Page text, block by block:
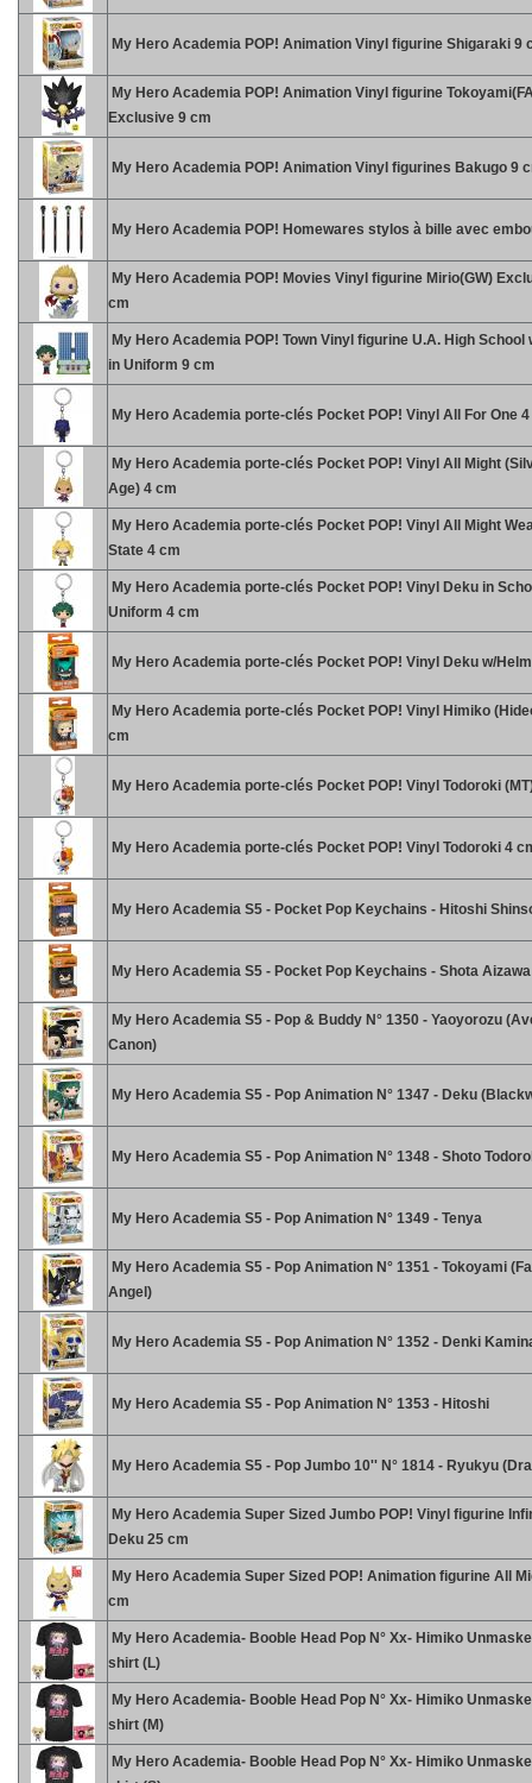
My Hero Academia POP! Animation Vinyl figurine Shigaraki 9
My Hero Academia POP! Animation Vinyl figurine
Exclusive 9 cm
My Hero Academia POP! Animation Vinyl figurines Bakugo 9
My Hero Academia POP! Homewares stylos à bille avec
My Hero Academia POP! Movies Vinyl figurine Mirio(GW)
cm
My Hero Academia POP! Town Vinyl figurine U.A. High School
in Uniform 9 cm
My Hero Academia porte-clés Pocket POP! Vinyl All For One
My Hero Academia porte-clés Pocket POP! Vinyl All Might
Age) 4 cm
My Hero Academia porte-clés Pocket POP! Vinyl All Might
State 4 cm
My Hero Academia porte-clés Pocket POP! Vinyl Deku in
Uniform 4 cm
My Hero Academia porte-clés Pocket POP! Vinyl Deku w/
My Hero Academia porte-clés Pocket POP! Vinyl Himiko
cm
My Hero Academia porte-clés Pocket POP! Vinyl Todoroki
My Hero Academia porte-clés Pocket POP! Vinyl Todoroki 4
My Hero Academia S5 - Pocket Pop Keychains - Hitoshi
My Hero Academia S5 - Pocket Pop Keychains - Shota Aizawa
My Hero Academia S5 - Pop & Buddy N° 1350 - Yaoyorozu
Canon)
My Hero Academia S5 - Pop Animation N° 1347 - Deku
My Hero Academia S5 - Pop Animation N° 1348 - Shoto
My Hero Academia S5 - Pop Animation N° 1349 - Tenya
My Hero Academia S5 - Pop Animation N° 1351 - Tokoyami
Angel)
My Hero Academia S5 - Pop Animation N° 1352 - Denki
My Hero Academia S5 - Pop Animation N° 1353 - Hitoshi
My Hero Academia S5 - Pop Jumbo 10'' N° 1814 - Ryukyu
My Hero Academia Super Sized Jumbo POP! Vinyl figurine
Deku 25 cm
My Hero Academia Super Sized POP! Animation figurine All
cm
My Hero Academia- Booble Head Pop N° Xx- Himiko
shirt (L)
My Hero Academia- Booble Head Pop N° Xx- Himiko
shirt (M)
My Hero Academia- Booble Head Pop N° Xx- Himiko